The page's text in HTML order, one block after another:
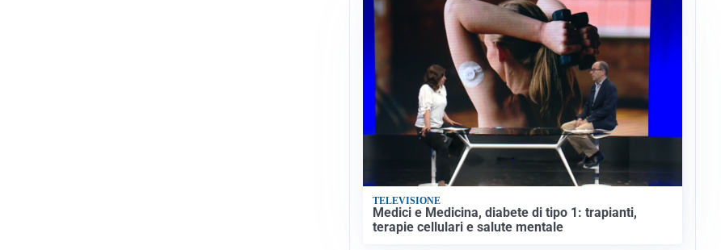
TELEVISIONE
Medici e Medicina, diabete di tipo 1: trapianti,
terapie cellulari e salute mentale